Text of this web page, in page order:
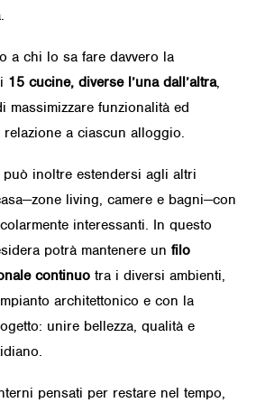
a chi lo sa fare davvero la
15 cucine, diverse l’una dall’altra,
massimizzare funzionalità ed
a ciascun alloggio.
può inoltre estendersi agli altri
living, camere e bagni—con
interessanti. In questo
potrà mantenere un filo
continuo tra i diversi ambienti,
architettonico e con la
unire bellezza, qualità e
pensati per restare nel tempo,